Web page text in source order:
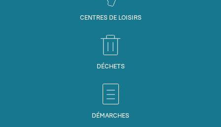
CENTRES DE LOISIRS
DÉCHETS
DÉMARCHES